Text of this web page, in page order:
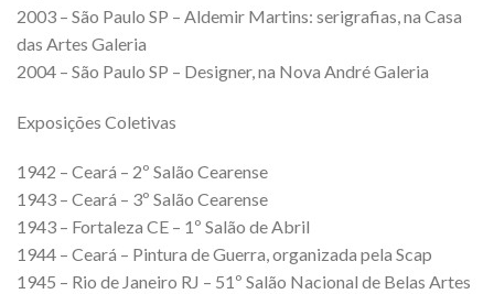
2003 – São Paulo SP – Aldemir Martins: serigrafias, na Casa
das Artes Galeria
2004 – São Paulo SP – Designer, na Nova André Galeria
Exposições Coletivas
1942 – Ceará – 2º Salão Cearense
1943 – Ceará – 3º Salão Cearense
1943 – Fortaleza CE – 1º Salão de Abril
1944 – Ceará – Pintura de Guerra, organizada pela Scap
1945 – Rio de Janeiro RJ – 51º Salão Nacional de Belas Artes